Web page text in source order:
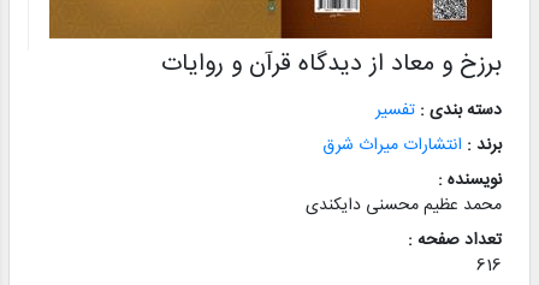
برزخ و معاد از دیدگاه قرآن و روایات
دسته بندی : تفسیر
برند : انتشارات میراث شرق
نویسنده :
محمد عظیم محسنی دایکندی
تعداد صفحه :
616